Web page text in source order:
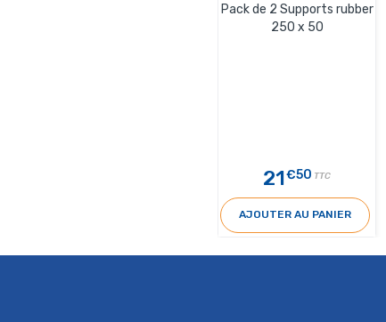
Pack de 2 Supports rubber
250 x 50
21€50 TTC
AJOUTER AU PANIER